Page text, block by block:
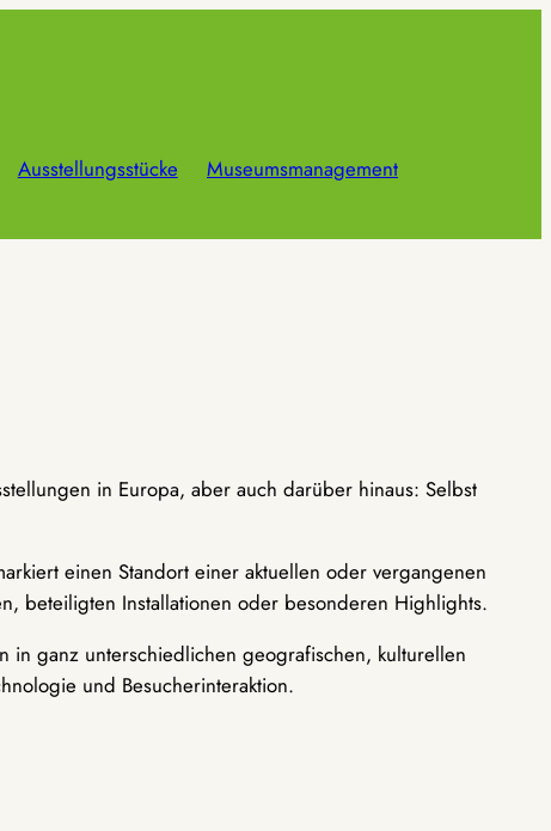
Ausstellungsstücke
Museumsmanagement
in Europa, aber auch darüber hinaus: Selbst
einen Standort einer aktuellen oder vergangenen
beteiligten Installationen oder besonderen Highlights.
ganz unterschiedlichen geografischen, kulturellen
und Besucherinteraktion.